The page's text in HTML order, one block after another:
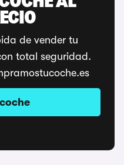
de vender tu
total seguridad.